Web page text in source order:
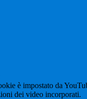
è impostato da
dei video incorporati.